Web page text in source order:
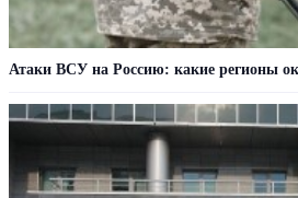
Атаки ВСУ на Россию: какие регионы